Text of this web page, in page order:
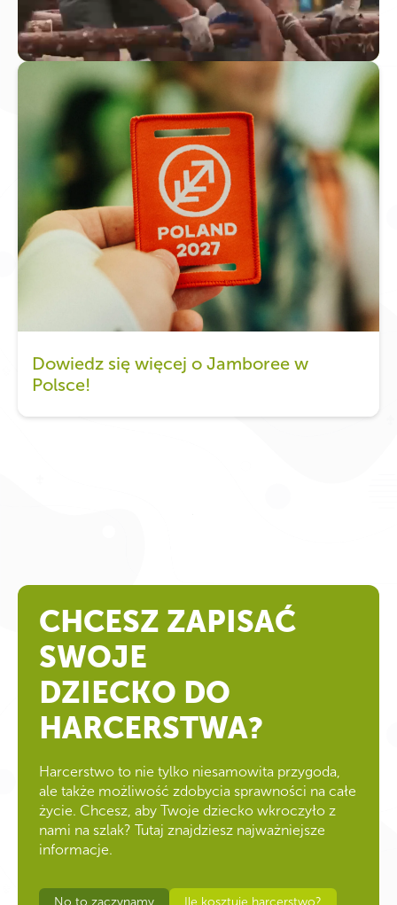
Dowiedz się więcej o Jamboree w
Polsce!
CHCESZ ZAPISAĆ
SWOJE
DZIECKO DO
HARCERSTWA?
Harcerstwo to nie tylko niesamowita przygoda,
ale także możliwość zdobycia sprawności na całe
życie. Chcesz, aby Twoje dziecko wkroczyło z
nami na szlak? Tutaj znajdziesz najważniejsze
informacje.